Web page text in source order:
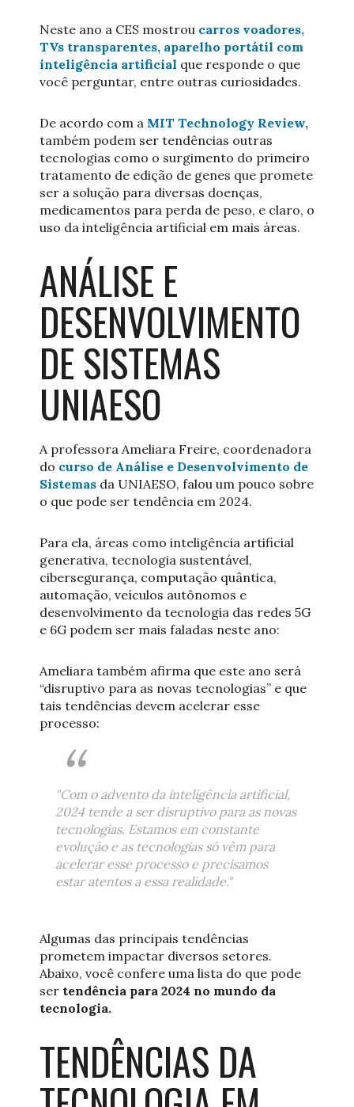
Neste ano a CES mostrou carros voadores,
TVs transparentes, aparelho portátil com
inteligência artificial que responde o que
você perguntar, entre outras curiosidades.
De acordo com a MIT Technology Review,
também podem ser tendências outras
tecnologias como o surgimento do primeiro
tratamento de edição de genes que promete
ser a solução para diversas doenças,
medicamentos para perda de peso, e claro, o
uso da inteligência artificial em mais áreas.
ANÁLISE E
DESENVOLVIMENTO
DE SISTEMAS
UNIAESO
A professora Ameliara Freire, coordenadora
do curso de Análise e Desenvolvimento de
Sistemas da UNIAESO, falou um pouco sobre
o que pode ser tendência em 2024.
Para ela, áreas como inteligência artificial
generativa, tecnologia sustentável,
cibersegurança, computação quântica,
automação, veículos autônomos e
desenvolvimento da tecnologia das redes 5G
e 6G podem ser mais faladas neste ano:
Ameliara também afirma que este ano será
“disruptivo para as novas tecnologias” e que
tais tendências devem acelerar esse
processo:
"Com o advento da inteligência artificial,
2024 tende a ser disruptivo para as novas
tecnologias. Estamos em constante
evolução e as tecnologias só vêm para
acelerar esse processo e precisamos
estar atentos a essa realidade."
Algumas das principais tendências
prometem impactar diversos setores.
Abaixo, você confere uma lista do que pode
ser tendência para 2024 no mundo da
tecnologia.
TENDÊNCIAS DA